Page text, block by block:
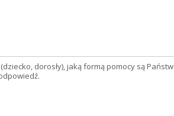
dorosły), jaką formą pomocy są